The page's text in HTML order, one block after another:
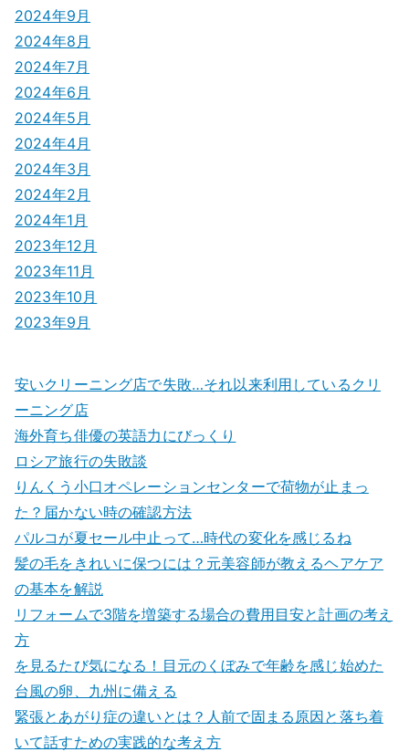
2024年9月
2024年8月
2024年7月
2024年6月
2024年5月
2024年4月
2024年3月
2024年2月
2024年1月
2023年12月
2023年11月
2023年10月
2023年9月
安いクリーニング店で失敗…それ以来利用しているクリ
ーニング店
海外育ち俳優の英語力にびっくり
ロシア旅行の失敗談
りんくう小口オペレーションセンターで荷物が止まっ
た？届かない時の確認方法
パルコが夏セール中止って…時代の変化を感じるね
髪の毛をきれいに保つには？元美容師が教えるヘアケア
の基本を解説
リフォームで3階を増築する場合の費用目安と計画の考え
方
を見るたび気になる！目元のくぼみで年齢を感じ始めた
台風の卵、九州に備える
緊張とあがり症の違いとは？人前で固まる原因と落ち着
いて話すための実践的な考え方